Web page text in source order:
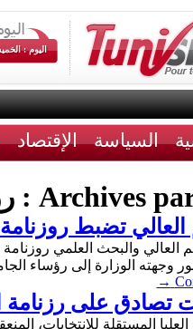
اليوم : الخميس 06
السياسة الإقتصاد
Archives
تضبط روزنامة
وجهته الوزارة إلى رؤساء
→
تصادق على رزنامة
المستقلة للانتخابات،